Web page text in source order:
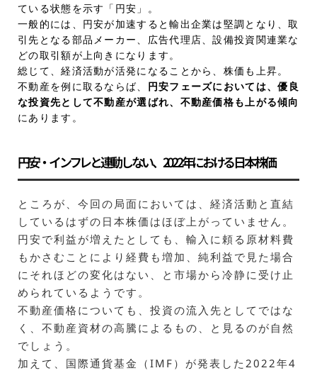
ている状態を示す「円安」。
一般的には、円安が加速すると輸出企業は堅調となり、取
引先となる部品メーカー、広告代理店、設備投資関連業な
どの取引額が上向きになります。
総じて、経済活動が活発になることから、株価も上昇。
不動産を例に取るならば、 円安フェーズにおいては、優良
な投資先として不動産が選ばれ、不動産価格も上がる傾向
にあります。
円安・インフレと連動しない、2022年における日本株価
ところが、今回の局面においては、経済活動と直結
しているはずの日本株価はほぼ上がっていません。
円安で利益が増えたとしても、輸入に頼る原材料費
もかさむことにより経費も増加、純利益で見た場合
にそれほどの変化はない、と市場から冷静に受け止
められているようです。
不動産価格についても、投資の流入先としてではな
く、不動産資材の高騰によるもの、と見るのが自然
でしょう。
加えて、国際通貨基金（IMF）が発表した2022年4